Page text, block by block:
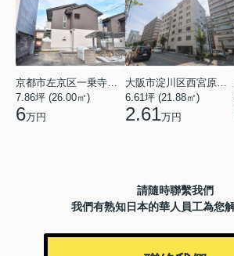
京都市左京区一乗寺北大丸町
7.86坪 (26.00㎡)
6万円
大阪市淀川区西宮原３丁目
6.61坪 (21.88㎡)
2.61万円
請隨時聯繫我們
我們有熟知日本的華人員工為您